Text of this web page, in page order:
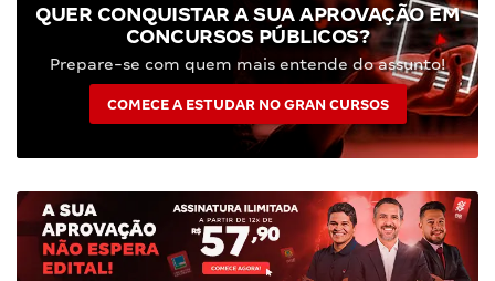
QUER CONQUISTAR A SUA APROVAÇÃO EM
CONCURSOS PÚBLICOS?
Prepare-se com quem mais entende do assunto!
COMECE A ESTUDAR NO GRAN CURSOS